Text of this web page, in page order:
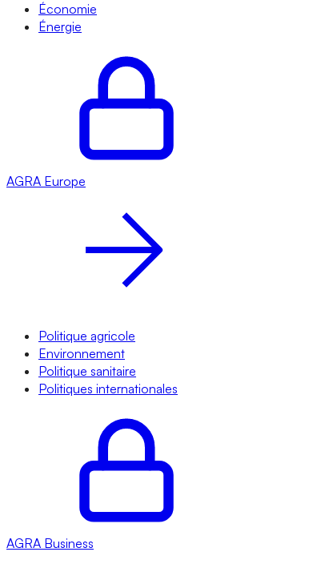
Économie
Énergie
AGRA Europe
Politique agricole
Environnement
Politique sanitaire
Politiques internationales
AGRA Business